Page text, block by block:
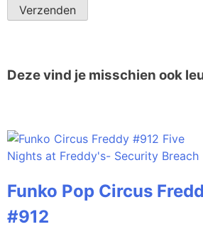
Deze vind je misschien ook
Funko Pop Circus
#912